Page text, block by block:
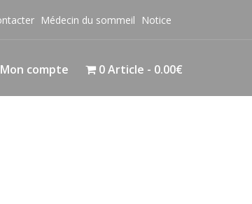
Médecin du sommeil Notice
Mon compte 0 Article 0.00€